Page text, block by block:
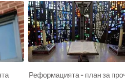
Реформацията - план за